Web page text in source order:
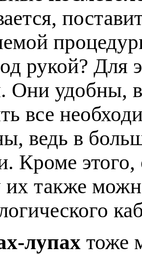
рукой? Для
Они удобны,
все
ведь в
Кроме
их также
лупах тоже